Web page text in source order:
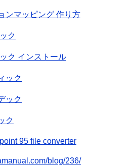
ンマッピング 作り方
ク
ク インストール
ック
ック
ク
95 file converter
blog/236/